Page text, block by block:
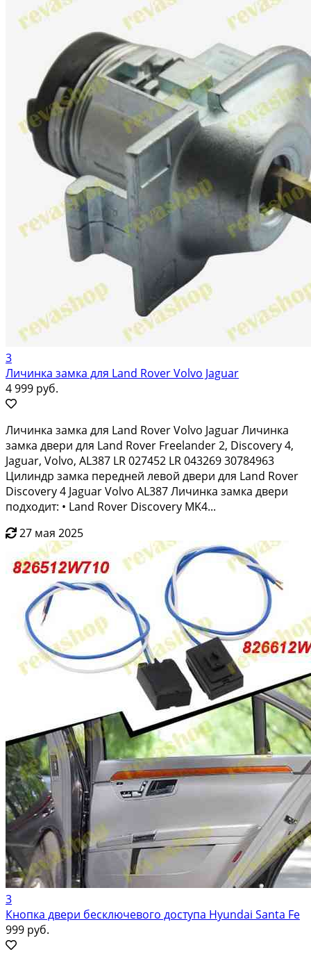
3
Личинка замка для Land Rover Volvo Jaguar
4 999 руб.
Личинка замка для Land Rover Volvo Jaguar Личинка
замка двери для Land Rover Freelander 2, Discovery 4,
Jaguar, Volvo, AL387 LR 027452 LR 043269 30784963
Цилиндр замка передней левой двери для Land Rover
Discovery 4 Jaguar Volvo AL387 Личинкa зaмка двeри
подxодит: • Land Rover Discovery MK4...
27 мая 2025
3
Кнопка двери бесключевого доступа Hyundai Santa Fe
999 руб.